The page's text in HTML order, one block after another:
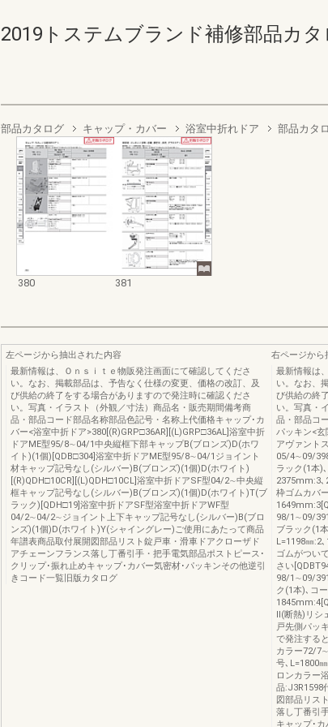
2019トステムブランド補修部品カ
部品カタログ キャップ・カバー 浴室中折れドア 部品カタ
380 381
左ページから抽出された内容
最新情報は、Ｏｎｓｉｔｅ物販発注画面にて確認してくださ
い。なお、掲載部品は、予告なく仕様の変更、価格の改訂、及
び供給の終了をする場合がありますので発注時に確認くださ
い。写真・イラスト（外観／寸法）商品名・販売期間備考商
品・部品コード部品名称部品色記号・名称上代価格キャップ･カ
バー<浴室中折ドア>380[(R)GRP□36AR][(L)GRP□36AL]浴室中折
ドアME型95/8∼04/1中央縦框下部キャップB(ブロンズ)D(ホワ
イト)(1個)[QDB□304]浴室中折ドアME型95/8∼04/1ジョイント
材キャップ記号なし(シルバー)B(ブロンズ)(1個)D(ホワイト)
[(R)QDH□10CR][(L)QDH□10CL]浴室中折ドアSF型04/2∼中央縦
框キャップ記号なし(シルバー)B(ブロンズ)(1個)D(ホワイト)T(ブ
ラック)[QDH□19]浴室中折ドアSF型浴室中折ドアWF型
04/2∼04/2∼ジョイント上下キャップ記号なし(シルバー)B(ブロ
ンズ)(1個)D(ホワイト)Y(シャイングレー)ご使用にあたって商品
年譜表商品取付展開図部品リスト錠戸車・滑車ドアクローザド
アチェーンフランス落し丁番引手・把手電気部品ポストピース･
クリップ･振れ止めキャップ･カバー気密材･パッキンその他逆引
きコード一覧旧版カタログ
右ページから
最新情報は
い。なお、
び供給の終
い。写真・
品・部品コ
パッキン<玄
アヴァント
05/4∼09/
ラック(1本)
2375mm:3､
枠ゴムカバ
98/1∼09/
ブラック(1
L=1198㎜:2
ゴムがつい
さい
98/1∼09/
ク(1本)､コ
Ⅱ(断熱)リ
戸先側パッ
で発注する
カラー72/
号､L=1800
ロンカラー
品:J3R1598
図部品リス
落し丁番引
キャップ･